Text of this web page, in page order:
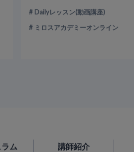
Dailyレッスン(動画講座)
ミロスアカデミーオンライン
ム 講師紹介